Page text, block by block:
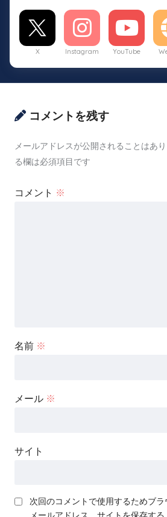
X Instagram YouTube
コメントを残す
メールアドレスが公開されることはあり
る欄は必須項目です
コメント ※
名前 ※
メール ※
サイト
次回のコメントで使用するためブラ